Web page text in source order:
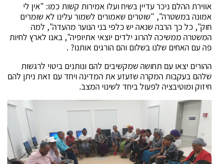
אווירת ההלם ניכר עדיין בשיח ועלו אמירות קשות כמו: "אין לי
אמונה במשטרה", "שוטרים שאמורים לשמור עלינו לא שומרים
חוק", כל כך הרבה שנאה יש כלפי בני הנוער מהעדה", למה
המשטרה ממשיכה להרוג ילדים יוצאי אתיופיה", באנו לארץ לחיות
פה עם האחים שלנו בשלום והם הורגים אותנו? .
ההורים יצאו עם תחושה שמקשיבים להם ונותנים ביטוי לרגשות
שלהם בעקבות המקרה שזעזע את המדינה ויחד עם זאת ניתן להם
חיזוק ומוטיבציה לפעול ביחד לשינוי המצב.